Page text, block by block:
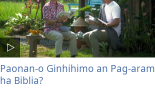
Paonan-o Ginhihimo an Pag-aram
ha Biblia?